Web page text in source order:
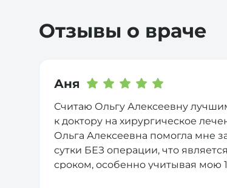
Отзывы о враче
Аня
Считаю Ольгу Алексеевну
к доктору на хирургическое
Ольга Алексеевна помогла мне
сутки БЕЗ операции, что
сроком, особенно учитывая мою